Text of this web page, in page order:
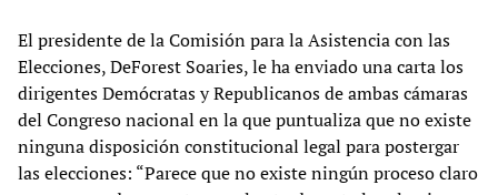
El presidente de la Comisión para la Asistencia con las
Elecciones, DeForest Soaries, le ha enviado una carta los
dirigentes Demócratas y Republicanos de ambas cámaras
del Congreso nacional en la que puntualiza que no existe
ninguna disposición constitucional legal para postergar
las elecciones: “Parece que no existe ningún proceso claro